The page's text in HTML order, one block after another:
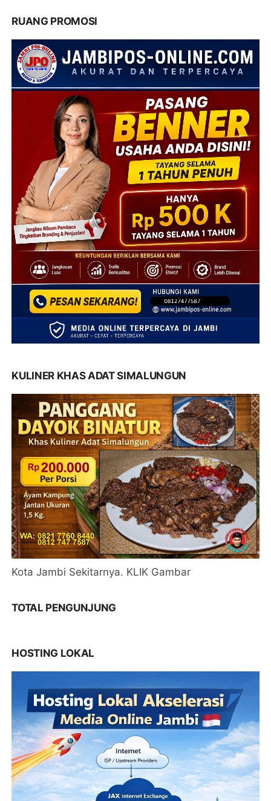
RUANG PROMOSI
KULINER KHAS ADAT SIMALUNGUN
Kota Jambi Sekitarnya. KLIK Gambar
TOTAL PENGUNJUNG
HOSTING LOKAL